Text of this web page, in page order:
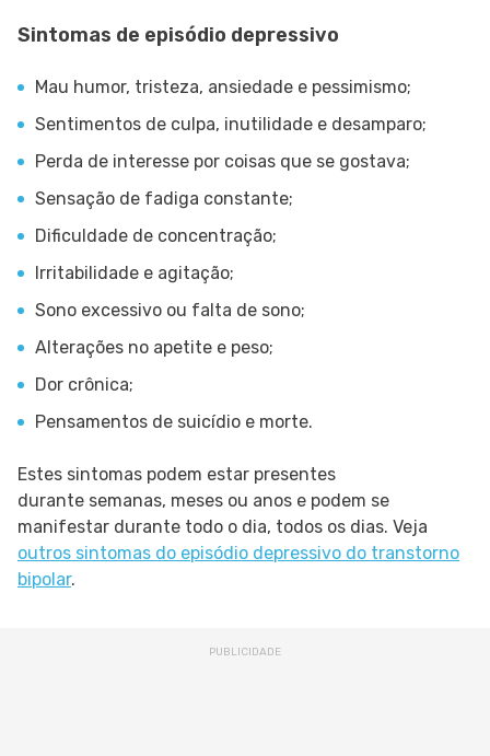
Sintomas de episódio depressivo
Mau humor, tristeza, ansiedade e pessimismo;
Sentimentos de culpa, inutilidade e desamparo;
Perda de interesse por coisas que se gostava;
Sensação de fadiga constante;
Dificuldade de concentração;
Irritabilidade e agitação;
Sono excessivo ou falta de sono;
Alterações no apetite e peso;
Dor crônica;
Pensamentos de suicídio e morte.
Estes sintomas podem estar presentes
durante semanas, meses ou anos e podem se
manifestar durante todo o dia, todos os dias. Veja
outros sintomas do episódio depressivo do transtorno
bipolar.